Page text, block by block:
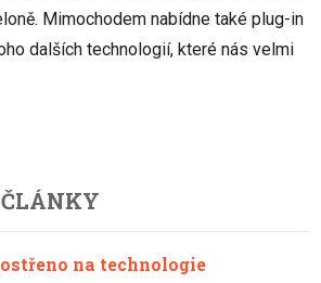
Mimochodem nabídne také plug-in
dalších technologií, které nás velmi
na technologie